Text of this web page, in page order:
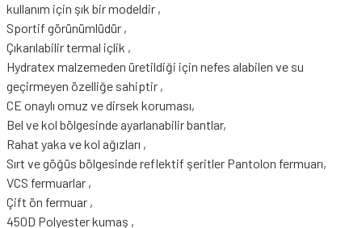
kullanım için şık bir modeldir ,
Sportif görünümlüdür ,
Çıkarılabilir termal içlik ,
Hydratex malzemeden üretildiği için nefes alabilen ve su
geçirmeyen özelliğe sahiptir ,
CE onaylı omuz ve dirsek koruması,
Bel ve kol bölgesinde ayarlanabilir bantlar,
Rahat yaka ve kol ağızları ,
Sırt ve göğüs bölgesinde reflektif şeritler Pantolon fermuarı,
VCS fermuarlar ,
Çift ön fermuar ,
450D Polyester kumaş ,